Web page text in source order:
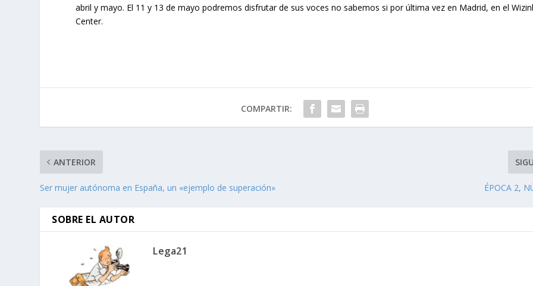
abril y mayo. El 11 y 13 de mayo podremos disfrutar de sus voces no sabemos si por última vez en Madrid, en el
Center.
COMPARTIR:
ANTERIOR
Ser mujer autónoma en España, un «ejemplo de superación» ÉPOCA 2,
SOBRE EL AUTOR
Lega21